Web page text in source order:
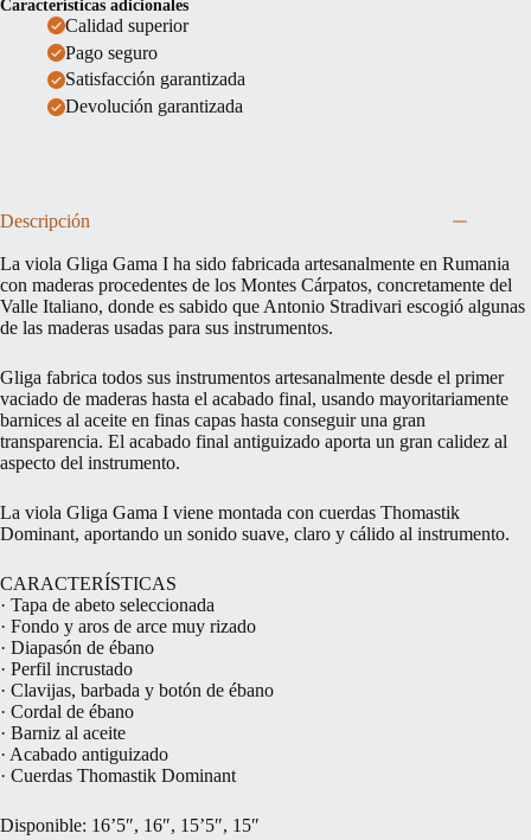
Características adicionales
Calidad superior
Pago seguro
Satisfacción garantizada
Devolución garantizada
Descripción
La viola Gliga Gama I ha sido fabricada artesanalmente en Rumania
con maderas procedentes de los Montes Cárpatos, concretamente del
Valle Italiano, donde es sabido que Antonio Stradivari escogió algunas
de las maderas usadas para sus instrumentos.
Gliga fabrica todos sus instrumentos artesanalmente desde el primer
vaciado de maderas hasta el acabado final, usando mayoritariamente
barnices al aceite en finas capas hasta conseguir una gran
transparencia. El acabado final antiguizado aporta un gran calidez al
aspecto del instrumento.
La viola Gliga Gama I viene montada con cuerdas Thomastik
Dominant, aportando un sonido suave, claro y cálido al instrumento.
CARACTERÍSTICAS
· Tapa de abeto seleccionada
· Fondo y aros de arce muy rizado
· Diapasón de ébano
· Perfil incrustado
· Clavijas, barbada y botón de ébano
· Cordal de ébano
· Barniz al aceite
· Acabado antiguizado
· Cuerdas Thomastik Dominant
Disponible: 16’5″, 16″, 15’5″, 15″